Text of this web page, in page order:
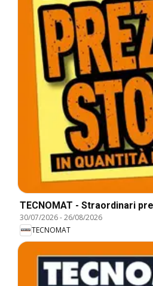
TECNOMAT - Straordinari
30/07/2026-26/08/2026
TECNOMAT